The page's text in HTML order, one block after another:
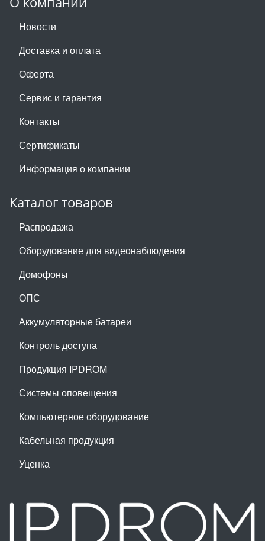
Новости
Доставка и оплата
Оферта
Сервис и гарантия
Контакты
Сертификаты
Информация о компании
Каталог товаров
Распродажа
Оборудование для видеонаблюдения
Домофоны
ОПС
Аккумуляторные батареи
Контроль доступа
Продукция IPDROM
Системы оповещения
Компьютерное оборудование
Кабельная продукция
Уценка